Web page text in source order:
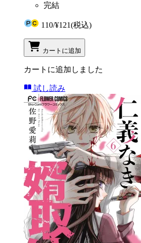
完結
110/¥121(税込)
カートに追加
カートに追加しました
試し読み